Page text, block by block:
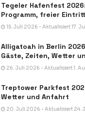
Tegeler Hafenfest
Programm, freier
15. Juli 2026 - Aktualisiert 17.
Alligatoah in Berlin
Gäste, Zeiten, Wetter
26. Juli 2026 - Aktualisiert 1.
Treptower Parkfest
Wetter und Anfahrt
20. Juli 2026 - Aktualisiert 24.